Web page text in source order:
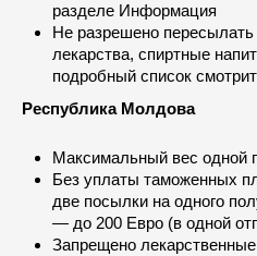
разделе Информация
Не разрешено пересылать
лекарства, спиртные
подробный список
Республика Молдова
Максимальный вес одной
Без уплаты таможенных
две посылки на одного
— до 200 Eвро (в одной
Запрещено